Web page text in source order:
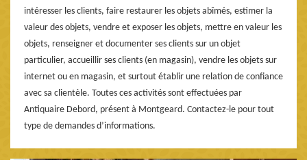
intéresser les clients, faire restaurer les objets abîmés, estimer la
valeur des objets, vendre et exposer les objets, mettre en valeur les
objets, renseigner et documenter ses clients sur un objet
particulier, accueillir ses clients (en magasin), vendre les objets sur
internet ou en magasin, et surtout établir une relation de confiance
avec sa clientèle. Toutes ces activités sont effectuées par
Antiquaire Debord, présent à Montgeard. Contactez-le pour tout
type de demandes d’informations.